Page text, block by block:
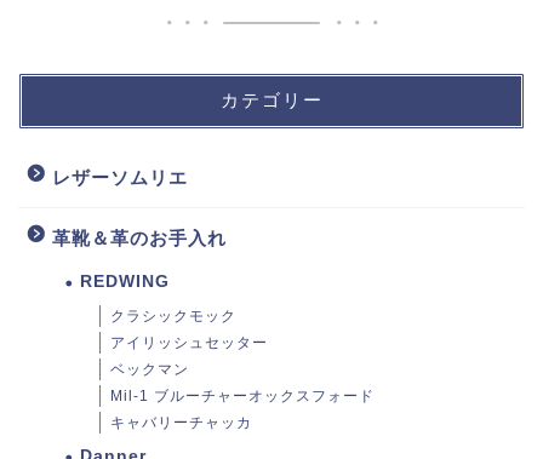
カテゴリー
レザーソムリエ
革靴＆革のお手入れ
REDWING
クラシックモック
アイリッシュセッター
ベックマン
Mil-1 ブルーチャーオックスフォード
キャバリーチャッカ